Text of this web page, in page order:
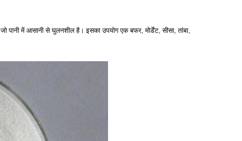
पानी में आसानी से घुलनशील है। इसका उपयोग एक बफर, मोर्डेंट, सीसा, तांबा,